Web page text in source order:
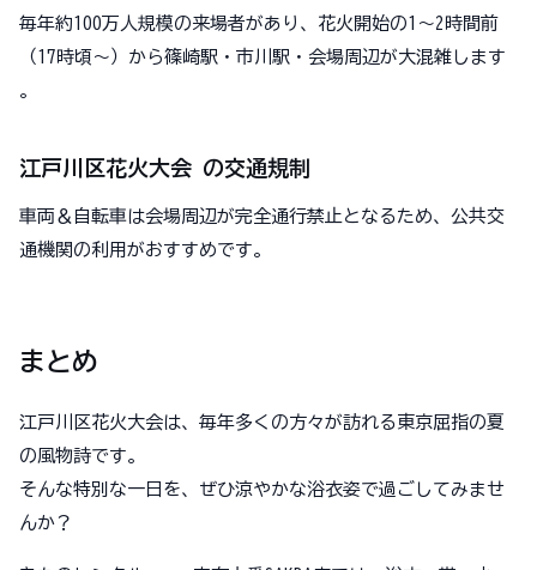
毎年約100万人規模の来場者があり、花火開始の1～2時間前
（17時頃～）から篠崎駅・市川駅・会場周辺が大混雑します
。
江戸川区花火大会 の交通規制
車両＆自転車は会場周辺が完全通行禁止となるため、公共交
通機関の利用がおすすめです。
まとめ
江戸川区花火大会は、毎年多くの方々が訪れる東京屈指の夏
の風物詩です。
そんな特別な一日を、ぜひ涼やかな浴衣姿で過ごしてみませ
んか？